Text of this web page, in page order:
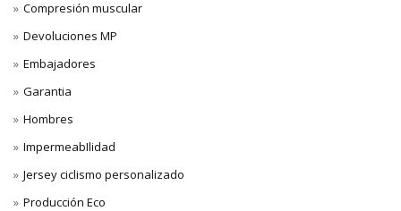
Compresión muscular
Devoluciones MP
Embajadores
Garantia
Hombres
ImpermeabIlidad
Jersey ciclismo personalizado
Producción Eco